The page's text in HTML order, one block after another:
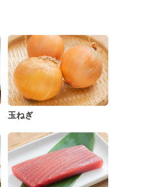
玉ねぎ